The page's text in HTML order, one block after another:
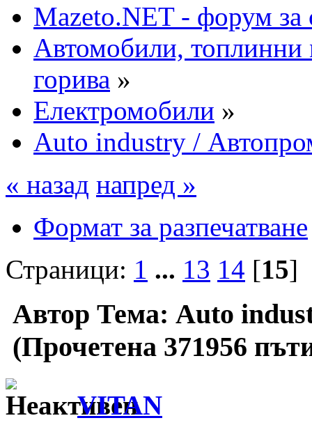
Mazeto.NET - форум за
Автомобили,
горива »
Електромобили »
Auto industry /
« назад напред »
Формат за разпечатване
Страници: 1 ... 13 14 [15]
Автор Тема: Auto
(Прочетена 371956
VITAN